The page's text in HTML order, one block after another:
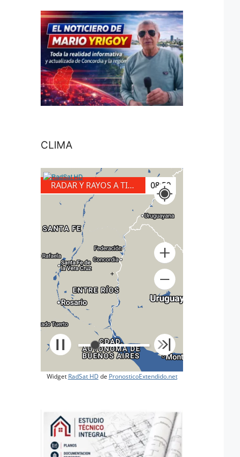
CLIMA
RADAR Y RAYOS A TIERRA 09:10
+
Widget RadSat HD de PronosticoExtendido.net